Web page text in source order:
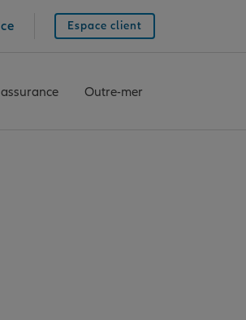
Espace client
Outre-mer